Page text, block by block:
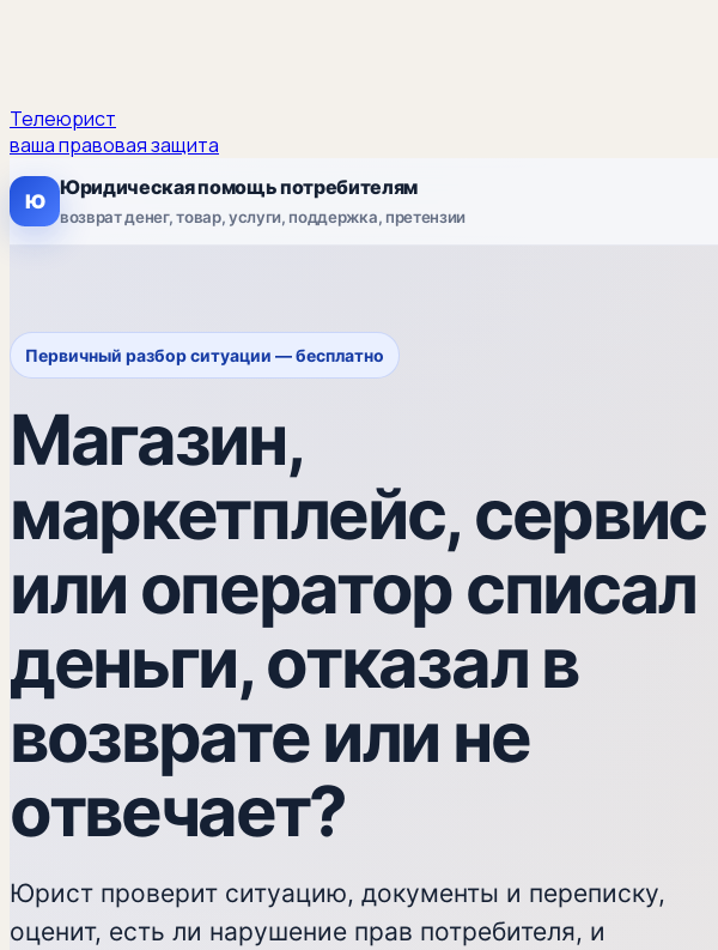
Телеюрист
ваша правовая защита
Ю
Юридическая помощь потребителям
возврат денег, товар, услуги, поддержка, претензии
Первичный разбор ситуации — бесплатно
Магазин,
маркетплейс, сервис
или оператор списал
деньги, отказал в
возврате или не
отвечает?
Юрист проверит ситуацию, документы и переписку,
оценит, есть ли нарушение прав потребителя, и